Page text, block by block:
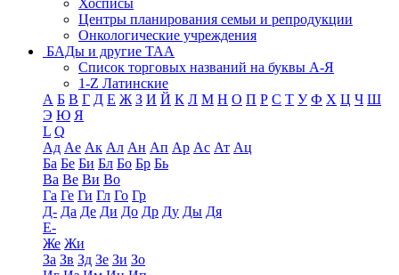
Хосписы
Центры планирования семьи и репродукции
Онкологические учреждения
БАДы и другие ТАА
Список торговых названий на буквы А-Я
1-Z Латинские
А Б В Г Д Е Ж З И Й К Л М Н О П Р С Т У Ф Х Ц Ч Ш
Э Ю Я
L Q
Ад Ае Ак Ал Ан Ап Ар Ас Ат Ац
Ба Бе Би Бл Бо Бр Бь
Ва Ве Ви Во
Га Ге Ги Гл Го Гр
Д- Да Де Ди До Др Ду Ды Дя
Е-
Же Жи
За Зв Зд Зе Зи Зо